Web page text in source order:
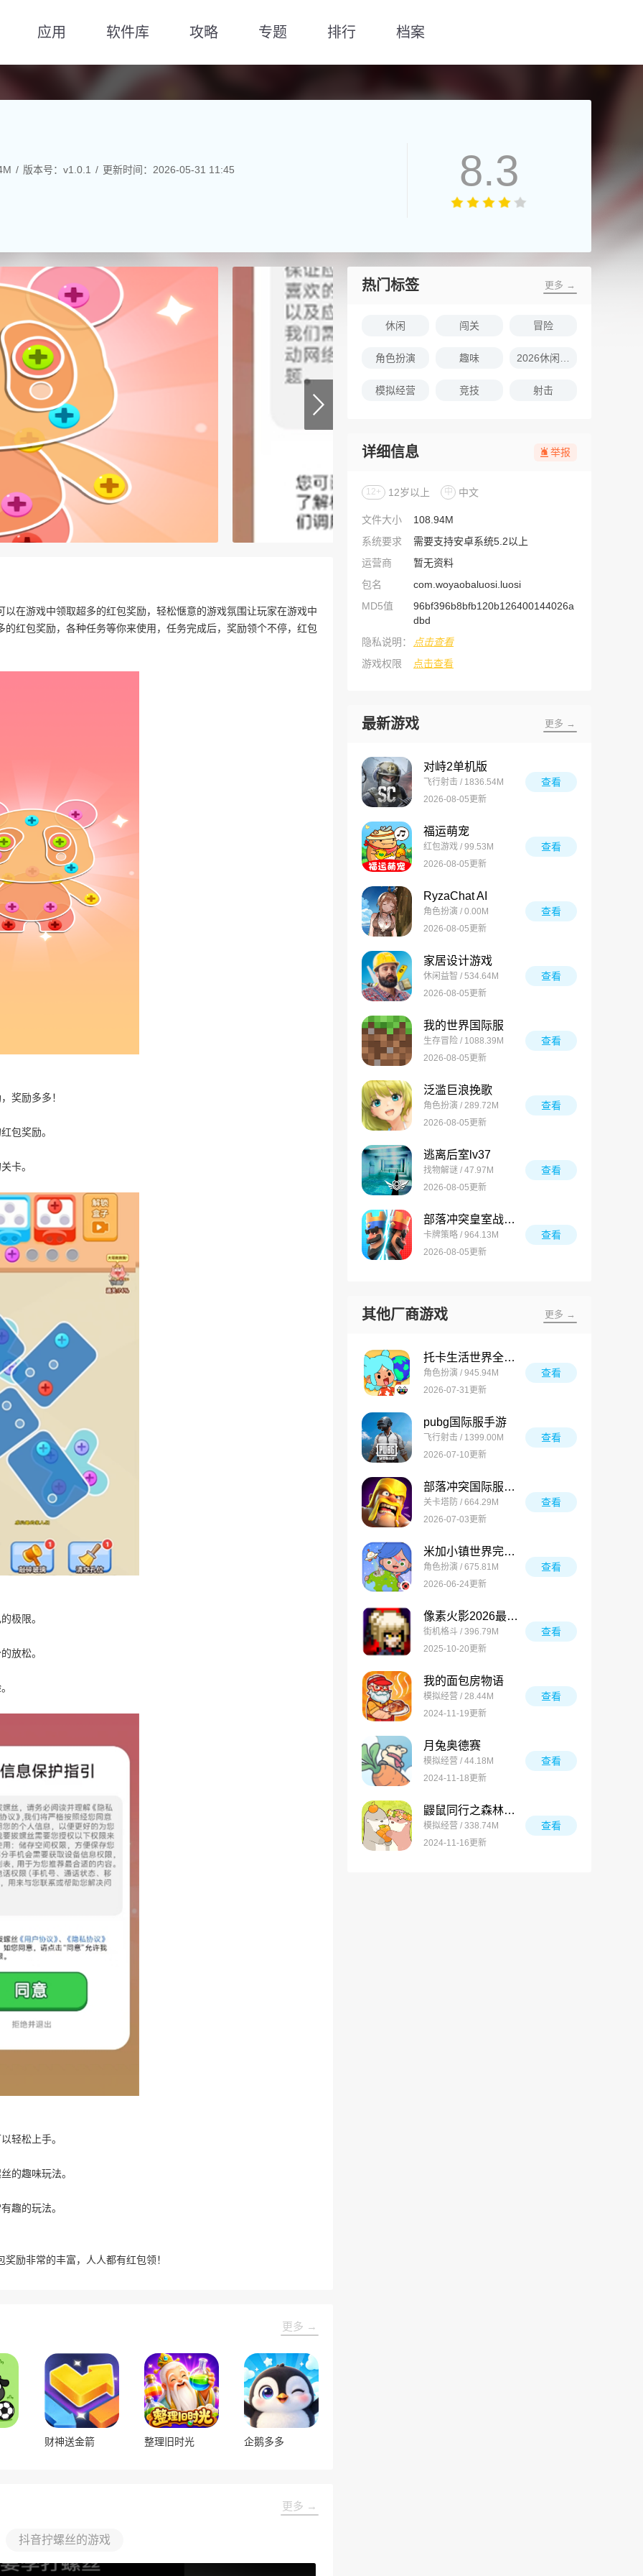
应用 软件库 攻略 专题 排行 档案
版本号：v1.0.1 更新时间：2026-05-31 11:45 8.3
在游戏中领取超多的红包奖励，轻松惬意的游戏氛围让玩家在游戏中
红包奖励，各种任务等你来使用，任务完成后，奖励领个不停，红包
奖励多多！
包奖励。
卡。
极限。
放松。
轻松上手。
的趣味玩法。
趣的玩法。
励非常的丰富，人人都有红包领！
更多 →
财神送金箭 整理旧时光 企鹅多多
更多 →
抖音拧螺丝的游戏
热门标签 更多 →
休闲 闯关 冒险
角色扮演 趣味
模拟经营 竞技 射击
详细信息 举报
12+ 12岁以上 中 中文
文件大小
108.94M
系统要求
需要支持安卓系统5.2以上
运营商
暂无资料
包名
com.woyaobaluosi.luosi
MD5值
96bf396b8bfb120b126400144026a
dbd
隐私说明：
点击查看
游戏权限
点击查看
最新游戏 更多 →
对峙2单机版
飞行射击 / 1836.54M
2026-08-05更新
查看
福运萌宠
红包游戏 / 99.53M
2026-08-05更新
查看
RyzaChat AI
角色扮演 / 0.00M
2026-08-05更新
查看
家居设计游戏
休闲益智 / 534.64M
2026-08-05更新
查看
我的世界国际服
生存冒险 / 1088.39M
2026-08-05更新
查看
泛滥巨浪挽歌
角色扮演 / 289.72M
2026-08-05更新
查看
逃离后室lv37
找物解谜 / 47.97M
2026-08-05更新
查看
部落冲突皇室战争国际服
卡牌策略 / 964.13M
2026-08-05更新
查看
其他厂商游戏 更多 →
托卡生活世界全解锁版
角色扮演 / 945.94M
2026-07-31更新
查看
pubg国际服手游
飞行射击 / 1399.00M
2026-07-10更新
查看
部落冲突国际服最新版
关卡塔防 / 664.29M
2026-07-03更新
查看
米加小镇世界完整版
角色扮演 / 675.81M
2026-06-24更新
查看
像素火影2026最新版
街机格斗 / 396.79M
2025-10-20更新
查看
我的面包房物语
模拟经营 / 28.44M
2024-11-19更新
查看
月兔奥德赛
模拟经营 / 44.18M
2024-11-18更新
查看
鼹鼠同行之森林之家万圣节版
模拟经营 / 338.74M
2024-11-16更新
查看